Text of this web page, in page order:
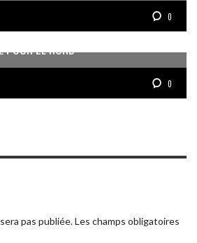
0
POUR LE NORD
0
pas publiée.Les champs obligatoires